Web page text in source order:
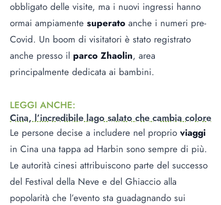
obbligato delle visite, ma i nuovi ingressi hanno
ormai ampiamente superato anche i numeri pre-
Covid. Un boom di visitatori è stato registrato
anche presso il parco Zhaolin, area
principalmente dedicata ai bambini.
LEGGI ANCHE:
Cina, l’incredibile lago salato che cambia colore
Le persone decise a includere nel proprio viaggi
in Cina una tappa ad Harbin sono sempre di più.
Le autorità cinesi attribuiscono parte del successo
del Festival della Neve e del Ghiaccio alla
popolarità che l’evento sta guadagnando sui